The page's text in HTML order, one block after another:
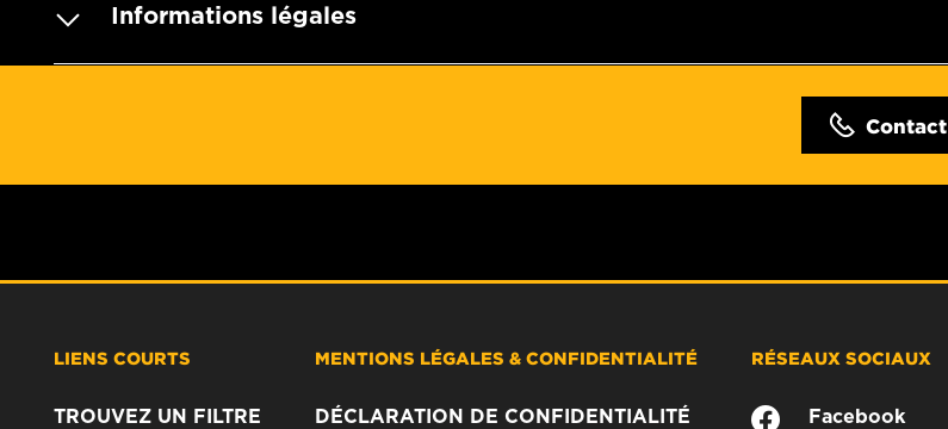
Informations légales
Contact
LIENS COURTS
TROUVEZ UN FILTRE
MENTIONS LÉGALES & CONFIDENTIALITÉ
DÉCLARATION DE CONFIDENTIALITÉ
RÉSEAUX SOCIAUX
Facebook